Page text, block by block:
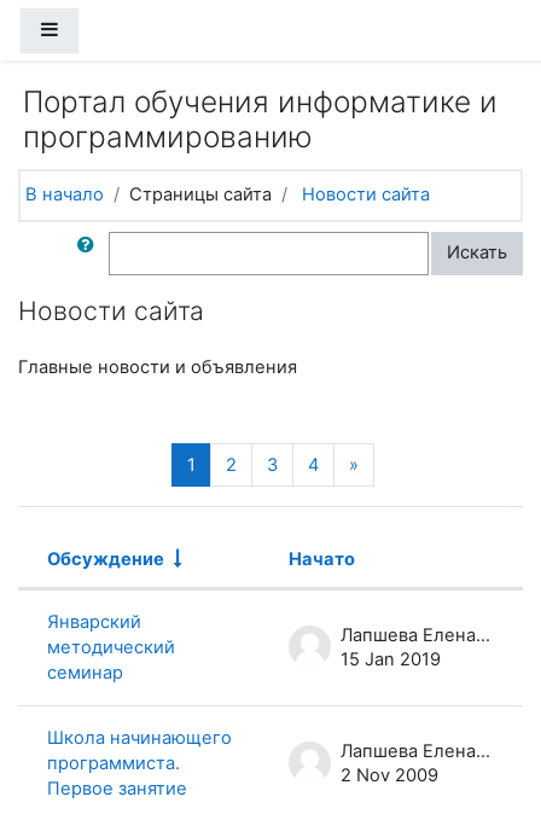
Портал обучения информатике и
программированию
В начало Страницы сайта Новости сайта
Поиск по форумам Искать
Новости сайта
Главные новости и объявления
1 (текущая)
2 3 4 »Далее
Список обсуждений. Показано
Статус
Обсуждение Начато
Январский
методический
семинар
Лапшева Елена Евгеньевна
15 Jan 2019
Школа начинающего
программиста.
Первое занятие
Лапшева Елена Евгеньевна
2 Nov 2009